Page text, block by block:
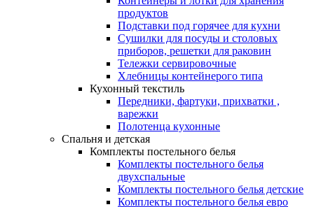
продуктов
Подставки под горячее для кухни
Сушилки для посуды и столовых
приборов, решетки для раковин
Тележки сервировочные
Хлебницы контейнерого типа
Кухонный текстиль
Передники, фартуки, прихватки ,
варежки
Полотенца кухонные
Спальня и детская
Комплекты постельного белья
Комплекты постельного белья
двухспальные
Комплекты постельного белья детские
Комплекты постельного белья евро